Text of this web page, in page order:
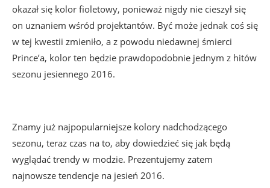
okazał się kolor fioletowy, ponieważ nigdy nie cieszył się
on uznaniem wśród projektantów. Być może jednak coś się
w tej kwestii zmieniło, a z powodu niedawnej śmierci
Prince’a, kolor ten będzie prawdopodobnie jednym z hitów
sezonu jesiennego 2016.
Znamy już najpopularniejsze kolory nadchodzącego
sezonu, teraz czas na to, aby dowiedzieć się jak będą
wyglądać trendy w modzie. Prezentujemy zatem
najnowsze tendencje na jesień 2016.